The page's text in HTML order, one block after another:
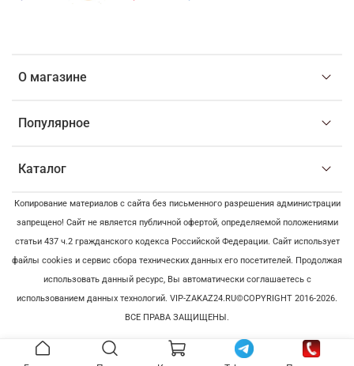
О магазине
Популярное
Каталог
Копирование материалов с сайта без письменного разрешения администрации
запрещено! Сайт не является публичной офертой, определяемой положениями
статьи 437 ч.2 гражданского кодекса Российской Федерации. Сайт использует
файлы cookies и сервис сбора технических данных его посетителей. Продолжая
использовать данный ресурс, Вы автоматически соглашаетесь с
использованием данных технологий. VIP-ZAKAZ24.RU©COPYRIGHT 2016-2026.
ВСЕ ПРАВА ЗАЩИЩЕНЫ.